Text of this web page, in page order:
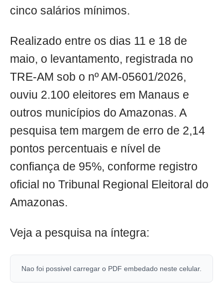
cinco salários mínimos.
Realizado entre os dias 11 e 18 de
maio, o levantamento, registrada no
TRE-AM sob o nº AM-05601/2026,
ouviu 2.100 eleitores em Manaus e
outros municípios do Amazonas. A
pesquisa tem margem de erro de 2,14
pontos percentuais e nível de
confiança de 95%, conforme registro
oficial no Tribunal Regional Eleitoral do
Amazonas.
Veja a pesquisa na íntegra:
Nao foi possivel carregar o PDF embedado neste celular.